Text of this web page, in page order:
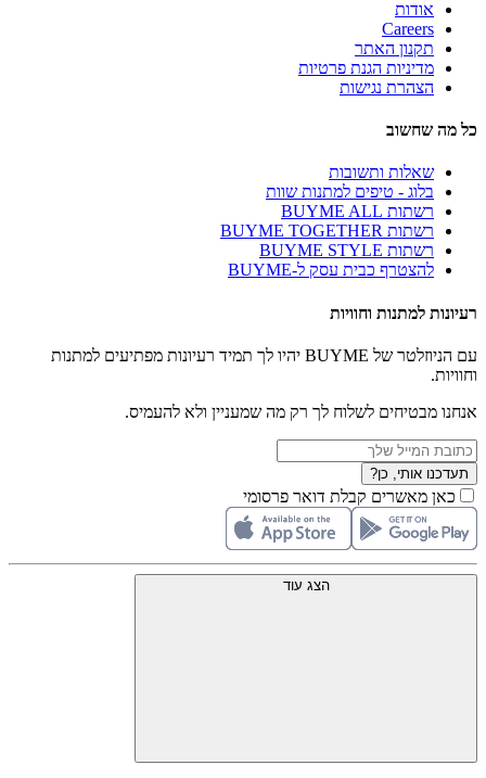
אודות
Careers
תקנון האתר
מדיניות הגנת פרטיות
הצהרת נגישות
כל מה שחשוב
שאלות ותשובות
בלוג - טיפים למתנות שוות
רשתות BUYME ALL
רשתות BUYME TOGETHER
רשתות BUYME STYLE
להצטרף כבית עסק ל-BUYME
רעיונות למתנות וחוויות
עם הניוזלטר של BUYME יהיו לך תמיד רעיונות מפתיעים למתנות
וחוויות.
אנחנו מבטיחים לשלוח לך רק מה שמעניין ולא להעמיס.
תעדכנו אותי, כן?
כאן מאשרים קבלת דואר פרסומי
הצג עוד